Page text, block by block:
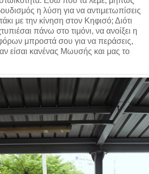
η λύση για να αντιμετωπίσεις
με την κίνηση στον Κηφισό; Διότι
πάνω στο τιμόνι, να ανοίξει η
μπροστά σου για να περάσεις,
αν είσαι κανένας Μωυσής και μας το